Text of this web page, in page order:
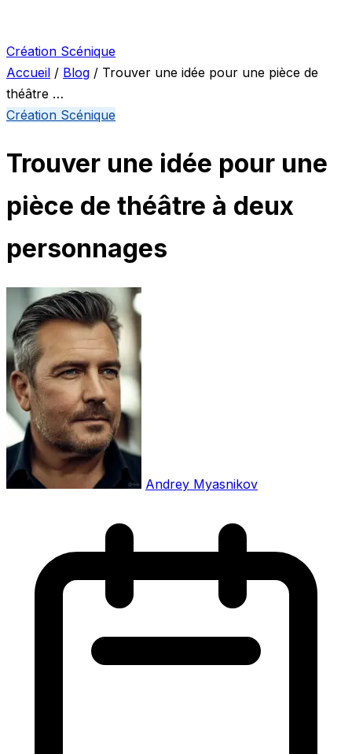
Création Scénique
Accueil / Blog / Trouver une idée pour une pièce de
théâtre …
Création Scénique
Trouver une idée pour une
pièce de théâtre à deux
personnages
Andrey Myasnikov